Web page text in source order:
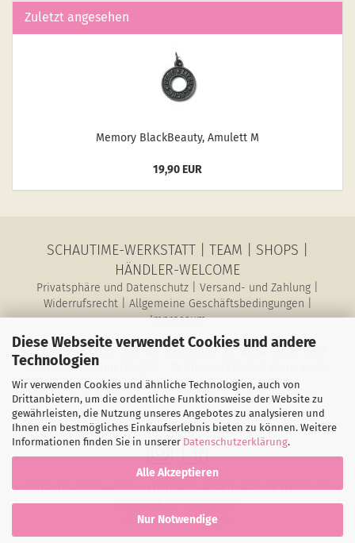
Diese Webseite verwendet Cookies und andere
Technologien
Wir verwenden Cookies und ähnliche Technologien, auch von
Drittanbietern, um die ordentliche Funktionsweise der Website zu
gewährleisten, die Nutzung unseres Angebotes zu analysieren und
Ihnen ein bestmögliches Einkaufserlebnis bieten zu können. Weitere
Informationen finden Sie in unserer Datenschutzerklärung.
Alle Akzeptieren
Nur Notwendige
Zuletzt angesehen
Me­mo­ry Black­Be­au­ty, Amu­lett M
19,90 EUR
SCHAUTIME-WERKSTATT TEAM SHOPS
HÄNDLER-WELCOME
Privatsphäre und Datenschutz Versand- und Zahlung
Widerrufsrecht| Allgemeine Geschäftsbedingungen
Impressum
SchauTime Conni Jeschke, Barbarastr. 27, 40764 Langenfeld
Montag bis Donnerstag 10 - 15 Uhr und Freitags gerne nach
Vereinbarung
E-Mail: magazin@schau-time.de • Telefon: 02173-3946730 •
Mobil: 01578-6387198 • Fax: 02173-1068796
SchauTime Showroom in den Netzwerken. Was ist Trend und
was sind die Highlights?
Cookie-Einstellungen